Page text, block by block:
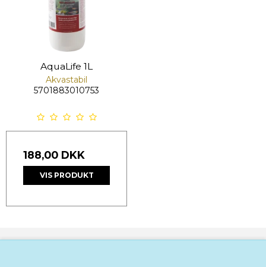
AquaLife 1L
Akvastabil
5701883010753
188,00 DKK
VIS PRODUKT